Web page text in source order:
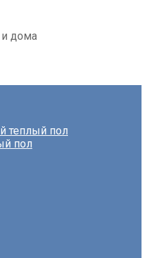
дома
теплый пол
пол